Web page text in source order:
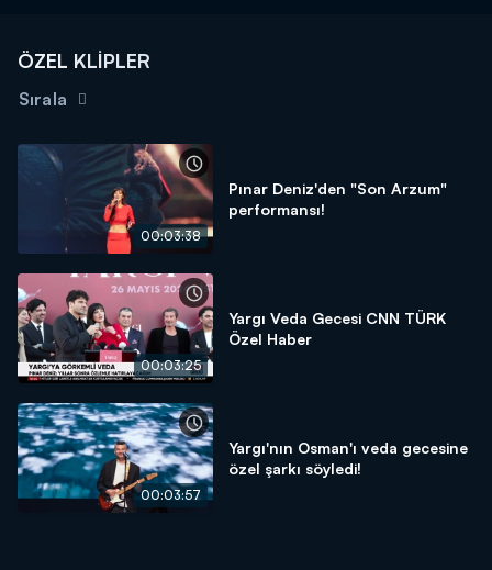
ÖZEL KLİPLER
Sırala
00:03:38
Pınar Deniz'den "Son Arzum"
performansı!
00:03:25
Yargı Veda Gecesi CNN TÜRK
Özel Haber
00:03:57
Yargı'nın Osman'ı veda gecesine
özel şarkı söyledi!